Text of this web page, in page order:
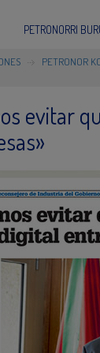
PETRONORRI
PETRONOR
evitar